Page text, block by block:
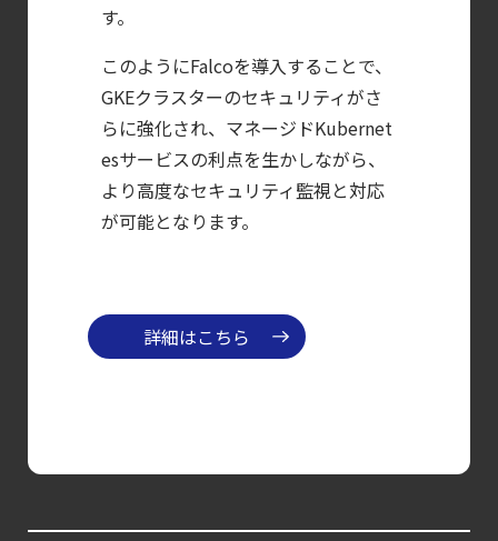
GPU環境を守る新しい視点
【ブログ】
CWPP（Cloud
Protection
【ブログ】
セキュリティブリーフィング：
クラウド構成ミスを未然に防ぐSecurity
す。
このようにFalcoを導入することで、
GKEクラスターのセキュリティがさ
らに強化され、マネージドKubernet
esサービスの利点を生かしながら、
より高度なセキュリティ監視と対応
が可能となります。
詳細はこちら